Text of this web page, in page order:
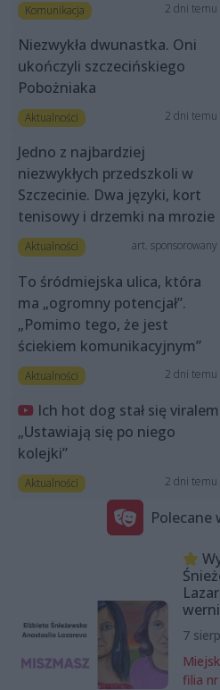
Komunikacja 2 dni temu
Niezwykła dwunastka. Oni
ukończyli szczecińskiego
Pobożniaka
Aktualności 2 dni temu
Jedno z najbardziej
niezwykłych przedszkoli w
Szczecinie. Dwa języki, kort
tenisowy i drzemki na mrozie
Aktualności art. sponsorowany
To śródmiejska ulica, która
ma „ogromny potencjał”.
„Pomimo tego, że jest
ściekiem komunikacyjnym”
Aktualności 2 dni temu
Ich hot dog stał się
„Ustawiają się po niego
kolejki”
Aktualności 2 dni temu
Polecane
7
filia